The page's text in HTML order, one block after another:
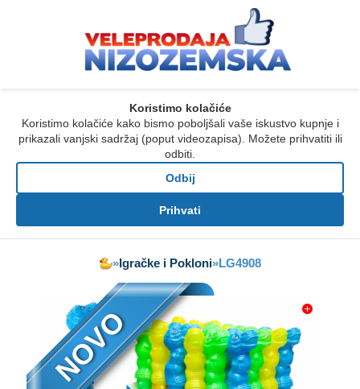
Koristimo kolačiće
Koristimo kolačiće kako bismo poboljšali vaše iskustvo kupnje i
prikazali vanjski sadržaj (poput videozapisa). Možete prihvatiti ili
odbiti.
Odbij
Prihvati
»Igračke i Pokloni»LG4908
NOVO